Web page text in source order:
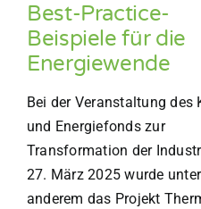
Best-Practice-
Beispiele für die
Energiewende
Bei der Veranstaltung des
und Energiefonds zur
Transformation der
27. März 2025 wurde unter
anderem das Projekt